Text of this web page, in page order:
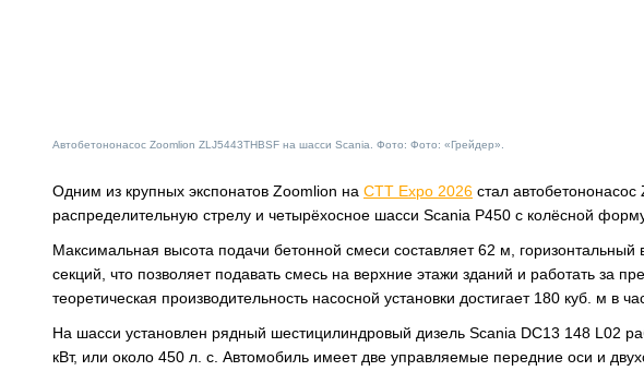
Автобетононасос Zoomlion ZLJ5443THBSF на шасси Scania. Фото: Фото: «Грейдер».
Одним из крупных экспонатов Zoomlion на CTT Expo 2026 стал
распределительную стрелу и четырёхосное шасси Scania P450 с колёсной
Максимальная высота подачи бетонной смеси составляет 62 м,
секций, что позволяет подавать смесь на верхние этажи зданий и работать за
теоретическая производительность насосной установки достигает 180 куб. м в
На шасси установлен рядный шестицилиндровый дизель Scania DC13 148 L02
кВт, или около 450 л. с. Автомобиль имеет две управляемые передние оси и